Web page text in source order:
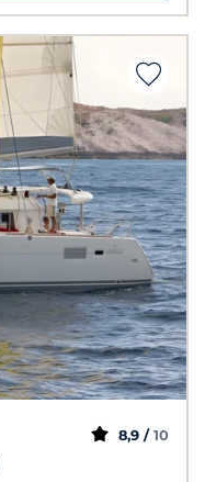
8,9 / 10